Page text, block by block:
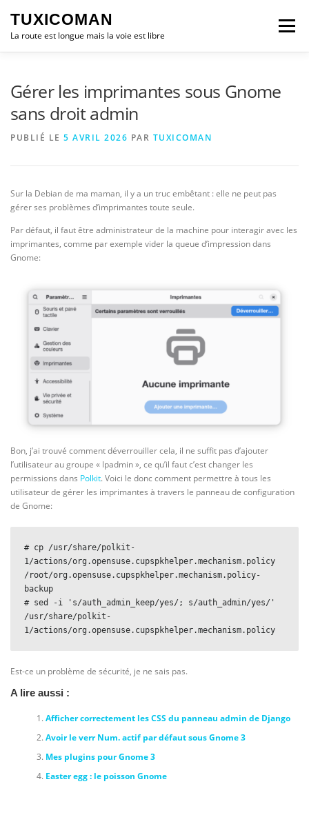
contenu
TUXICOMAN
La route est longue mais la voie est libre
Menu
Gérer les imprimantes sous Gnome
sans droit admin
PUBLIÉ LE 5 AVRIL 2026 PAR TUXICOMAN
Sur la Debian de ma maman, il y a un truc embêtant : elle ne peut pas
gérer ses problèmes d’imprimantes toute seule.
Par défaut, il faut être administrateur de la machine pour interagir avec les
imprimantes, comme par exemple vider la queue d’impression dans
Gnome:
Bon, j’ai trouvé comment déverrouiller cela, il ne suffit pas d’ajouter
l’utilisateur au groupe « lpadmin », ce qu’il faut c’est changer les
permissions dans Polkit. Voici le donc comment permettre à tous les
utilisateur de gérer les imprimantes à travers le panneau de configuration
de Gnome:
# cp /usr/share/polkit-
1/actions/org.opensuse.cupspkhelper.mechanism.policy
/root/org.opensuse.cupspkhelper.mechanism.policy-
backup
# sed -i 's/auth_admin_keep/yes/; s/auth_admin/yes/'
/usr/share/polkit-
1/actions/org.opensuse.cupspkhelper.mechanism.policy
Est-ce un problème de sécurité, je ne sais pas.
A lire aussi :
Afficher correctement les CSS du panneau admin de Django
Avoir le verr Num. actif par défaut sous Gnome 3
Mes plugins pour Gnome 3
Easter egg : le poisson Gnome